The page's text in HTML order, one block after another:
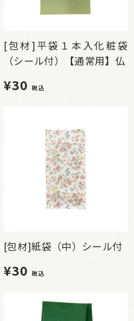
[包材]平袋１本入化粧袋
（シール付）【通常用】仏
¥30税込
[包材]紙袋（中）シール付
¥30税込